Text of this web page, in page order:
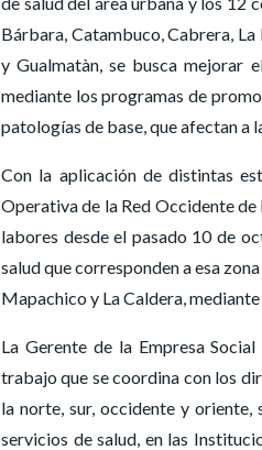
Bárbara, Catambuco, Cabrera,
y Gualmatàn, se busca mejorar
mediante los programas de
patologías de base, que afectan a
Con la aplicación de distintas
Operativa de la Red Occidente de
labores desde el pasado 10 de
salud que corresponden a esa
Mapachico y La Caldera,
La Gerente de la Empresa
trabajo que se coordina con los
la norte, sur, occidente y
servicios de salud, en las